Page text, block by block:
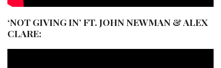
‘NOT GIVING IN’ FT. JOHN NEWMAN & ALEX
CLARE: